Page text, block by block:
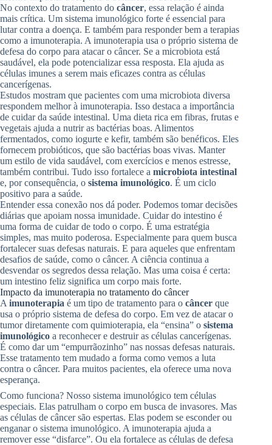
No contexto do tratamento do câncer, essa relação é ainda
mais crítica. Um sistema imunológico forte é essencial para
lutar contra a doença. E também para responder bem a terapias
como a imunoterapia. A imunoterapia usa o próprio sistema de
defesa do corpo para atacar o câncer. Se a microbiota está
saudável, ela pode potencializar essa resposta. Ela ajuda as
células imunes a serem mais eficazes contra as células
cancerígenas.
Estudos mostram que pacientes com uma microbiota diversa
respondem melhor à imunoterapia. Isso destaca a importância
de cuidar da saúde intestinal. Uma dieta rica em fibras, frutas e
vegetais ajuda a nutrir as bactérias boas. Alimentos
fermentados, como iogurte e kefir, também são benéficos. Eles
fornecem probióticos, que são bactérias boas vivas. Manter
um estilo de vida saudável, com exercícios e menos estresse,
também contribui. Tudo isso fortalece a microbiota intestinal
e, por consequência, o sistema imunológico. É um ciclo
positivo para a saúde.
Entender essa conexão nos dá poder. Podemos tomar decisões
diárias que apoiam nossa imunidade. Cuidar do intestino é
uma forma de cuidar de todo o corpo. É uma estratégia
simples, mas muito poderosa. Especialmente para quem busca
fortalecer suas defesas naturais. E para aqueles que enfrentam
desafios de saúde, como o câncer. A ciência continua a
desvendar os segredos dessa relação. Mas uma coisa é certa:
um intestino feliz significa um corpo mais forte.
Impacto da imunoterapia no tratamento do câncer
A imunoterapia é um tipo de tratamento para o câncer que
usa o próprio sistema de defesa do corpo. Em vez de atacar o
tumor diretamente com quimioterapia, ela “ensina” o sistema
imunológico a reconhecer e destruir as células cancerígenas.
É como dar um “empurrãozinho” nas nossas defesas naturais.
Esse tratamento tem mudado a forma como vemos a luta
contra o câncer. Para muitos pacientes, ela oferece uma nova
esperança.
Como funciona? Nosso sistema imunológico tem células
especiais. Elas patrulham o corpo em busca de invasores. Mas
as células de câncer são espertas. Elas podem se esconder ou
enganar o sistema imunológico. A imunoterapia ajuda a
remover esse “disfarce”. Ou ela fortalece as células de defesa